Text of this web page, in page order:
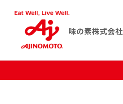
味の素株式会社